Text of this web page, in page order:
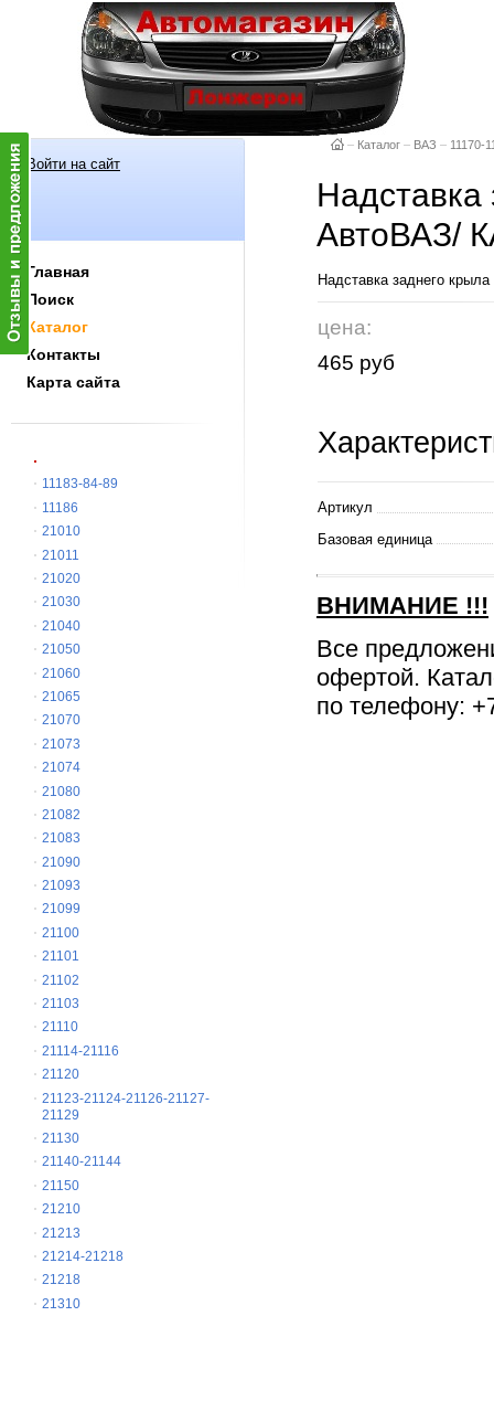
Войти на сайт
Главная
Поиск
Каталог
Контакты
Карта сайта
11183-84-89
11186
21010
21011
21020
21030
21040
21050
21060
21065
21070
21073
21074
21080
21082
21083
21090
21093
21099
21100
21101
21102
21103
21110
21114-21116
21120
21123-21124-21126-21127-
21129
21130
21140-21144
21150
21210
21213
21214-21218
21218
21310
– Каталог – ВАЗ – 11170-
АвтоВАЗ/
Надставка заднего
цена:
465 руб
Артикул
Базовая единица
ВНИМАНИЕ !!!
Все
офертой.
по телефону: